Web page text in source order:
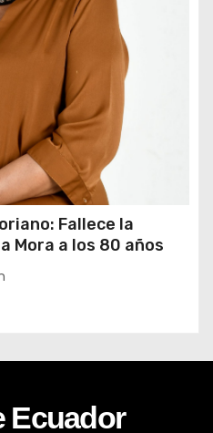
Fallece la
Mora a los 80 años
Ecuador